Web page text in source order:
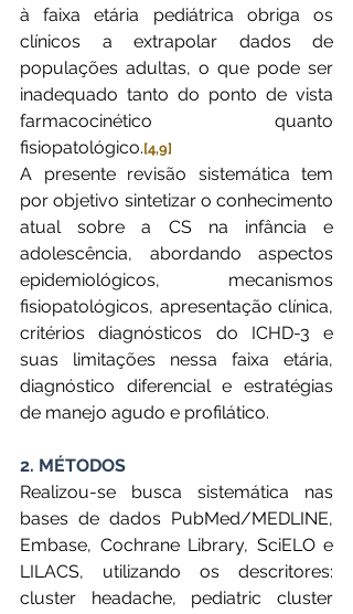
à faixa etária pediátrica obriga os
clínicos a extrapolar dados de
populações adultas, o que pode ser
inadequado tanto do ponto de vista
farmacocinético quanto
fisiopatológico.[4,9]
A presente revisão sistemática tem
por objetivo sintetizar o conhecimento
atual sobre a CS na infância e
adolescência, abordando aspectos
epidemiológicos, mecanismos
fisiopatológicos, apresentação clínica,
critérios diagnósticos do ICHD-3 e
suas limitações nessa faixa etária,
diagnóstico diferencial e estratégias
de manejo agudo e profilático.
2. MÉTODOS
Realizou-se busca sistemática nas
bases de dados PubMed/MEDLINE,
Embase, Cochrane Library, SciELO e
LILACS, utilizando os descritores:
cluster headache, pediatric cluster